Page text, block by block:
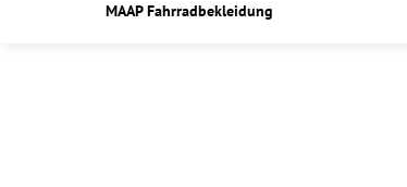
MAAP Fahrradbekleidung